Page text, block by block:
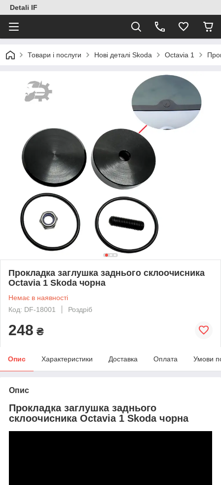
Detali IF
Товари і послуги Нові деталі Skoda Octavia 1
Прокладка заглушка заднього склоочисника
Octavia 1 Skoda чорна
Немає в наявності
Код: DF-18001
Роздріб
248 ₴
Опис Характеристики Доставка Оплата Умови
Опис
Прокладка заглушка заднього
склоочисника Octavia 1 Skoda чорна